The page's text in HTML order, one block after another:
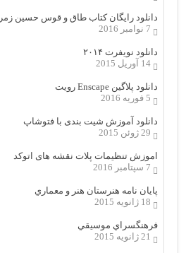
دانلود رایگان کتاب طاق و قوس حسین
7 نوامبر 2016
دانلود نویفرت ۲۰۱۴
14 آوریل 2015
دانلود پلاگین Enscape رویت
5 فوریه 2016
دانلود آموزش شیت بندی با فتوشاپ
29 ژوئن 2015
اموزش تنظیمات پلات نقشه های اتوکد
7 سپتامبر 2016
پایان نامه هنرستان هنر و معماري
18 ژانویه 2015
فرهنگسراي موسيقي
21 ژانویه 2015